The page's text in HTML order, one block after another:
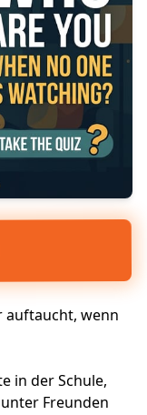
auftaucht, wenn
in der Schule,
unter Freunden